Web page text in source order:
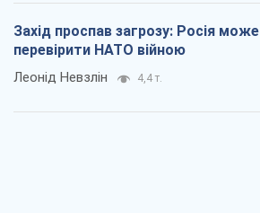
Захід проспав загрозу: Росія може
перевірити НАТО війною
Леонід Невзлін 4,4 т.